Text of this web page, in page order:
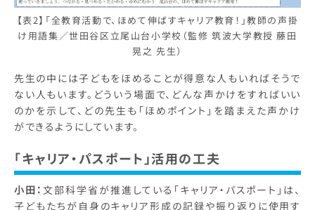
【表2】「全教育活動で、ほめて伸ばすキャリア教育！」教師の声掛
け用語集／世田谷区立尾山台小学校（監修 筑波大学教授 藤田
晃之 先生）
先生の中には子どもをほめることが得意な人もいればそうで
ない人もいます。どういう場面で、どんな声かけをすればいい
のかを示して、どの先生も「ほめポイント」を踏まえた声かけ
ができるようにしています。
「キャリア・パスポート」活用の工夫
小田： 文部科学省が推進している「キャリア・パスポート」は、
子どもたちが自身のキャリア形成の記録や振り返りに使用す